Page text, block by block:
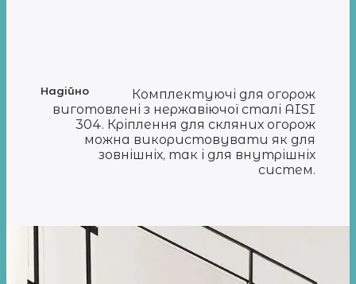
Надійно
Комплектуючі для огорож
виготовлені з нержавіючої сталі AISI
304. Кріплення для скляних огорож
можна використовувати як для
зовнішніх, так і для внутрішніх
систем.